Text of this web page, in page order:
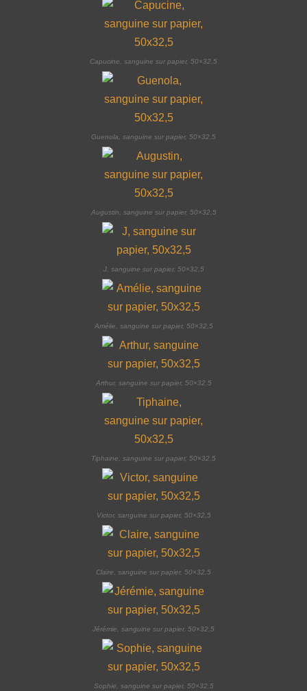
Capucine, sanguine sur papier, 50×32,5
Guenola, sanguine sur papier, 50×32,5
Augustin, sanguine sur papier, 50×32,5
J, sanguine sur papier, 50×32,5
Amélie, sanguine sur papier, 50×32,5
Arthur, sanguine sur papier, 50×32,5
Tiphaine, sanguine sur papier, 50×32,5
Victor, sanguine sur papier, 50×32,5
Claire, sanguine sur papier, 50×32,5
Jérémie, sanguine sur papier, 50×32,5
Sophie, sanguine sur papier, 50×32,5